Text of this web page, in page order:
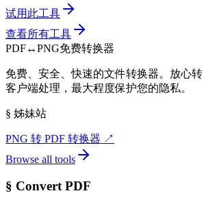
试用此工具
查看所有工具
PDF↔PNG免费转换器
免费、安全、快速的文件转换器。放心
客户端处理，最大程度保护您的隐私。
§ 姊妹站
PNG 转 PDF 转换器 ↗
Browse all tools
§ Convert PDF